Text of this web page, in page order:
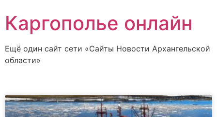
Каргополье онлайн
Ещё один сайт сети «Сайты Новости Архангельской
области»